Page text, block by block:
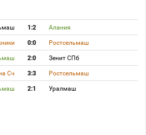
1:2 Алания
0:0 Ростсельмаш
2:0 Зенит СПб
Сч 3:3 Ростсельмаш
2:1 Уралмаш